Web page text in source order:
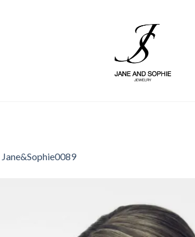
Jane&Sophie0089